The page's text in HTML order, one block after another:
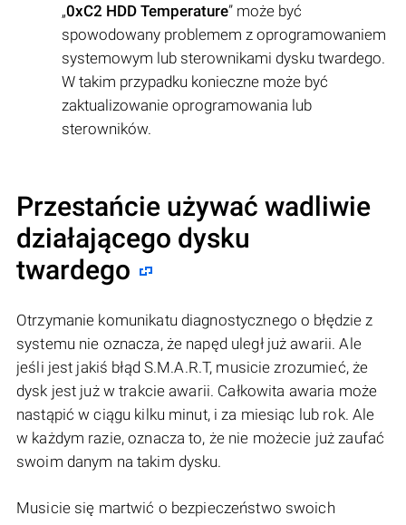
„0xC2 HDD Temperature” może być
spowodowany problemem z oprogramowaniem
systemowym lub sterownikami dysku twardego.
W takim przypadku konieczne może być
zaktualizowanie oprogramowania lub
sterowników.
Przestańcie używać wadliwie
działającego dysku
twardego
Otrzymanie komunikatu diagnostycznego o błędzie z
systemu nie oznacza, że napęd uległ już awarii. Ale
jeśli jest jakiś błąd S.M.A.R.T, musicie zrozumieć, że
dysk jest już w trakcie awarii. Całkowita awaria może
nastąpić w ciągu kilku minut, i za miesiąc lub rok. Ale
w każdym razie, oznacza to, że nie możecie już zaufać
swoim danym na takim dysku.
Musicie się martwić o bezpieczeństwo swoich